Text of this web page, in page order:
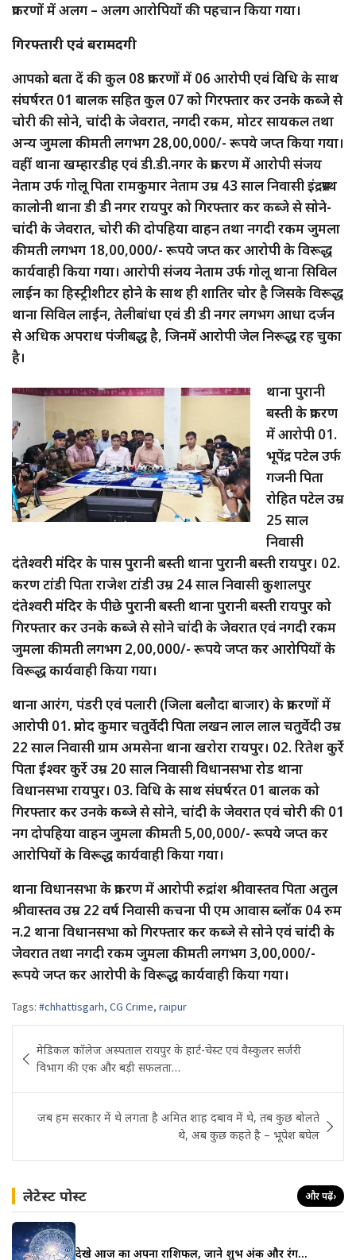
प्रकरणों में अलग – अलग आरोपियों की पहचान किया गया।
गिरफ्तारी एवं बरामदगी
आपको बता दें की कुल 08 प्रकरणों में 06 आरोपी एवं विधि के साथ
संघर्षरत 01 बालक सहित कुल 07 को गिरफ्तार कर उनके कब्जे से
चोरी की सोने, चांदी के जेवरात, नगदी रकम, मोटर सायकल तथा
अन्य जुमला कीमती लगभग 28,00,000/- रूपये जप्त किया गया।
वहीं थाना खम्हारडीह एवं डी.डी.नगर के प्रकरण में आरोपी संजय
नेताम उर्फ गोलू पिता रामकुमार नेताम उम्र 43 साल निवासी इंद्रप्रस्थ
कालोनी थाना डी डी नगर रायपुर को गिरफ्तार कर कब्जे से सोने-
चांदी के जेवरात, चोरी की दोपहिया वाहन तथा नगदी रकम जुमला
कीमती लगभग 18,00,000/- रूपये जप्त कर आरोपी के विरूद्ध
कार्यवाही किया गया। आरोपी संजय नेताम उर्फ गोलू थाना सिविल
लाईन का हिस्ट्रीशीटर होने के साथ ही शातिर चोर है जिसके विरूद्ध
थाना सिविल लाईन, तेलीबांधा एवं डी डी नगर लगभग आधा दर्जन
से अधिक अपराध पंजीबद्ध है, जिनमें आरोपी जेल निरूद्ध रह चुका
है।
थाना पुरानी
बस्ती के प्रकरण
में आरोपी 01.
भूपेंद्र पटेल उर्फ
गजनी पिता
रोहित पटेल उम्र
25 साल
निवासी
दंतेश्वरी मंदिर के पास पुरानी बस्ती थाना पुरानी बस्ती रायपुर। 02.
करण टांडी पिता राजेश टांडी उम्र 24 साल निवासी कुशालपुर
दंतेश्वरी मंदिर के पीछे पुरानी बस्ती थाना पुरानी बस्ती रायपुर को
गिरफ्तार कर उनके कब्जे से सोने चांदी के जेवरात एवं नगदी रकम
जुमला कीमती लगभग 2,00,000/- रूपये जप्त कर आरोपियों के
विरूद्ध कार्यवाही किया गया।
थाना आरंग, पंडरी एवं पलारी (जिला बलौदा बाजार) के प्रकरणों में
आरोपी 01. प्रमोद कुमार चतुर्वेदी पिता लखन लाल लाल चतुर्वेदी उम्र
22 साल निवासी ग्राम अमसेना थाना खरोरा रायपुर। 02. रितेश कुर्रे
पिता ईश्वर कुर्रे उम्र 20 साल निवासी विधानसभा रोड थाना
विधानसभा रायपुर। 03. विधि के साथ संघर्षरत 01 बालक को
गिरफ्तार कर उनके कब्जे से सोने, चांदी के जेवरात एवं चोरी की 01
नग दोपहिया वाहन जुमला कीमती 5,00,000/- रूपये जप्त कर
आरोपियों के विरूद्ध कार्यवाही किया गया।
थाना विधानसभा के प्रकरण में आरोपी रुद्रांश श्रीवास्तव पिता अतुल
श्रीवास्तव उम्र 22 वर्ष निवासी कचना पी एम आवास ब्लॉक 04 रुम
न.2 थाना विधानसभा को गिरफ्तार कर कब्जे से सोने एवं चांदी के
जेवरात तथा नगदी रकम जुमला कीमती लगभग 3,00,000/-
रूपये जप्त कर आरोपी के विरूद्ध कार्यवाही किया गया।
Tags: #chhattisgarh, CG Crime, raipur
Post
navigation
मेडिकल कॉलेज अस्पताल रायपुर के हार्ट-चेस्ट एवं वैस्कुलर सर्जरी
विभाग की एक और बड़ी सफलता…
जब हम सरकार में थे लगता है अमित शाह दबाव में थे, तब कुछ बोलते
थे, अब कुछ कहते है – भूपेश बघेल
लेटेस्ट पोस्ट और पढ़ें›
देखे आज का अपना राशिफल, जाने शुभ अंक और रंग…